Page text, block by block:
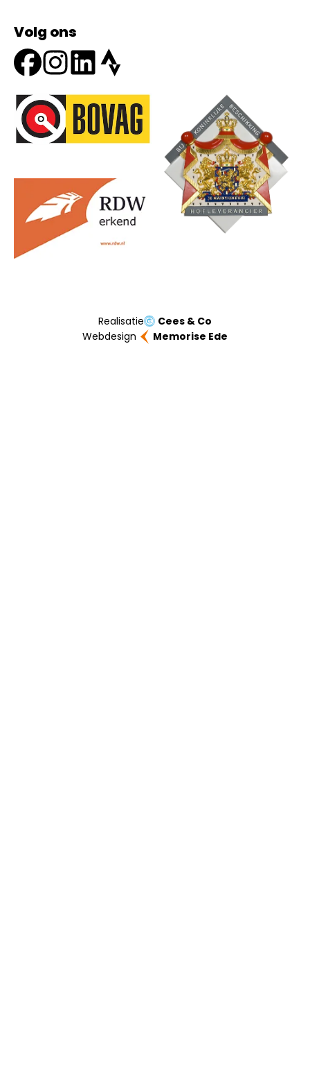
Volg ons
Onze partners
Realisatie
Cees & Co
Webdesign
Memorise Ede